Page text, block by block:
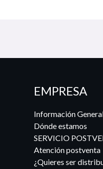
EMPRESA
Información
Dónde estamos
SERVICIO
Atención postventa
¿Quieres ser